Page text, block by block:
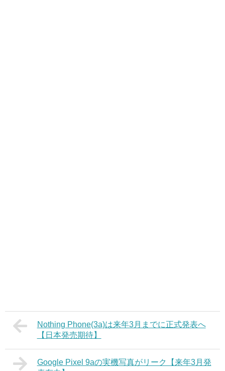
Nothing Phone(3a)は来年3月までに正式発表へ
【日本発売期待】
Google Pixel 9aの実機写真がリーク【来年3月発